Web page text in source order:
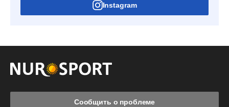
Instagram
Сообщить о проблеме